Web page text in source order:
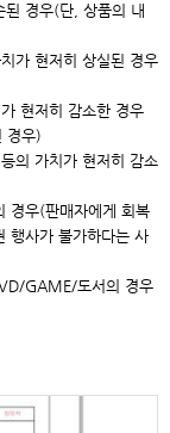
경우(단, 상품의 내
가 현저히 상실된 경우
현저히 감소한 경우
경우)
의 가치가 현저히 감소
경우(판매자에게 회복
행사가 불가하다는 사
GAME/도서의 경우